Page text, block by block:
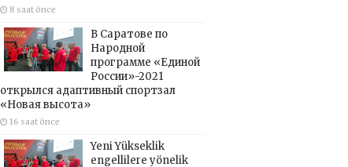
8 saat önce
В Саратове по
Народной
программе «Единой
России»-2021
открылся адаптивный спортзал
«Новая высота»
16 saat önce
Yeni Yükseklik
engellilere yönelik